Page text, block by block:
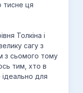
тисне ця
Толкіна і
сагу з
з сьомого тому
тим, хто в
ідеально для